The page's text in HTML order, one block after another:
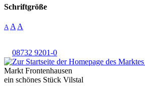
Schriftgröße
A A A
08732 9201-0
Markt Frontenhausen
ein schönes Stück Vilstal